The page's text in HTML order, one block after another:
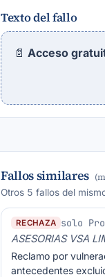
Texto del fallo
📄 Acceso
Fallos similares
Otros 5 fallos del
RECHAZA solo Pro
ASESORIAS VSA
Reclamo por
antecedentes